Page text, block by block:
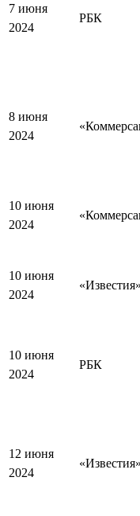
7 июня
2024
РБК
8 июня
2024
10 июня
2024
10 июня
2024
«Известия»
10 июня
2024
РБК
12 июня
2024
«Известия»